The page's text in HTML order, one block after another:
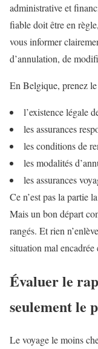
administrative et
fiable doit être en
vous informer
d’annulation, de
En Belgique, prenez
l’existence légale
les assurances
les conditions de
les modalités
les assurances
Ce n’est pas la partie
Mais un bon départ
rangés. Et rien
situation mal encadrée
Évaluer le
seulement le
Le voyage le moins